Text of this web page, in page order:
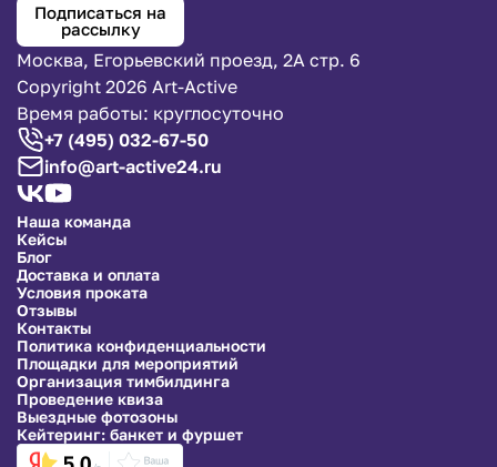
Подписаться на
рассылку
Москва, Егорьевский проезд, 2А стр. 6
Copyright 2026 Art-Active
Время работы: круглосуточно
+7 (495) 032-67-50
info@art-active24.ru
Наша команда
Кейсы
Блог
Доставка и оплата
Условия проката
Отзывы
Контакты
Политика конфиденциальности
Площадки для мероприятий
Организация тимбилдинга
Проведение квиза
Выездные фотозоны
Кейтеринг: банкет и фуршет